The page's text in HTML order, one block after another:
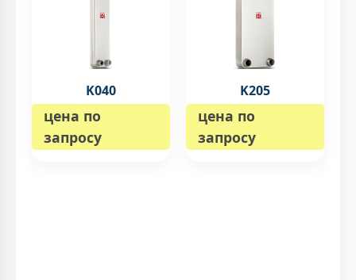
K040
цена по
запросу
K205
цена по
запросу